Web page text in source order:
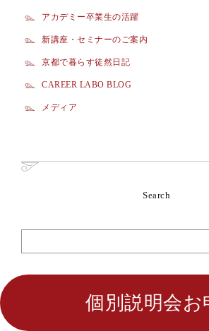
アカデミー卒業生の活躍
新講座・セミナーのご案内
京都で暮らす徒然日記
CAREER LABO BLOG
メディア
Search
個別説明会お